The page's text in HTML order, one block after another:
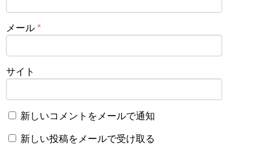
メール *
サイト
新しいコメントをメールで通知
新しい投稿をメールで受け取る